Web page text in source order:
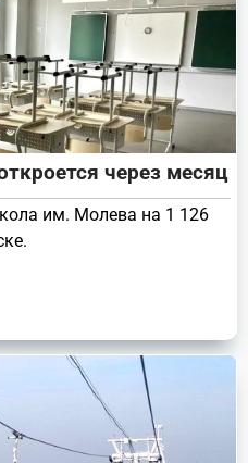
через месяц
им. Молева на 1 126